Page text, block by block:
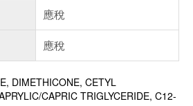
應稅
應稅
DIMETHICONE, CETYL
CAPRIC TRIGLYCERIDE, C12-